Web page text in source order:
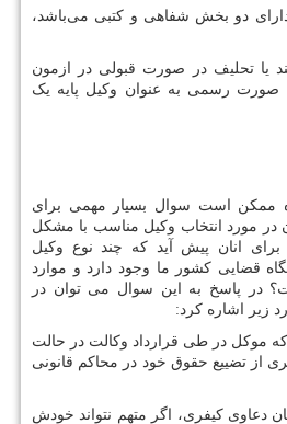
دارای دو بخش شفاهی و کتبی می‌باشد،
تحلیف در صورت قبولی در ازمون
صورت رسمی به عنوان وکیل پایه یک
ممکن است سوال بسیار مهمی برای
در مورد انتخاب وکیل مناسب با مشکل
انان پیش آید که چند نوع وکیل
قضایی کشور ما وجود دارد و موارد
در پاسخ به این سوال می توان در
زیر اشاره کرد:
که موکل در طی قرارداد وکالت در حالت
از تضییع حقوق خود در محاکم قانونی
دعاوی کیفری، اگر متهم نتواند خودش